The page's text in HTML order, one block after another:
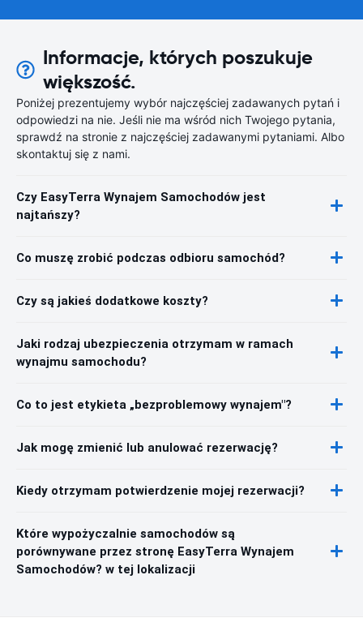
Informacje, których poszukuje
większość.
Poniżej prezentujemy wybór najczęściej zadawanych pytań i
odpowiedzi na nie. Jeśli nie ma wśród nich Twojego pytania,
sprawdź na stronie z najczęściej zadawanymi pytaniami. Albo
skontaktuj się z nami.
Czy EasyTerra Wynajem Samochodów jest
najtańszy?
Co muszę zrobić podczas odbioru samochód?
Czy są jakieś dodatkowe koszty?
Jaki rodzaj ubezpieczenia otrzymam w ramach
wynajmu samochodu?
Co to jest etykieta „bezproblemowy wynajem"?
Jak mogę zmienić lub anulować rezerwację?
Kiedy otrzymam potwierdzenie mojej rezerwacji?
Które wypożyczalnie samochodów są
porównywane przez stronę EasyTerra Wynajem
Samochodów? w tej lokalizacji